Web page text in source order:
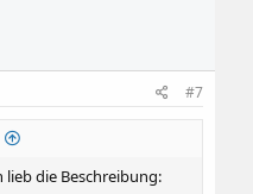
#7
lieb die Beschreibung: